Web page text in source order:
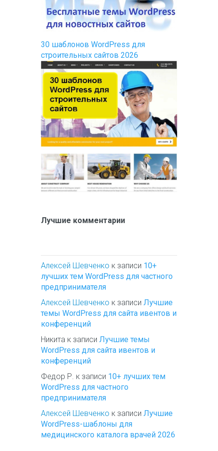
30 шаблонов WordPress для
строительных сайтов 2026
Лучшие комментарии
Алексей Шевченко к записи 10+
лучших тем WordPress для частного
предпринимателя
Алексей Шевченко к записи Лучшие
темы WordPress для сайта ивентов и
конференций
Никита к записи Лучшие темы
WordPress для сайта ивентов и
конференций
Федор Р. к записи 10+ лучших тем
WordPress для частного
предпринимателя
Алексей Шевченко к записи Лучшие
WordPress-шаблоны для
медицинского каталога врачей 2026